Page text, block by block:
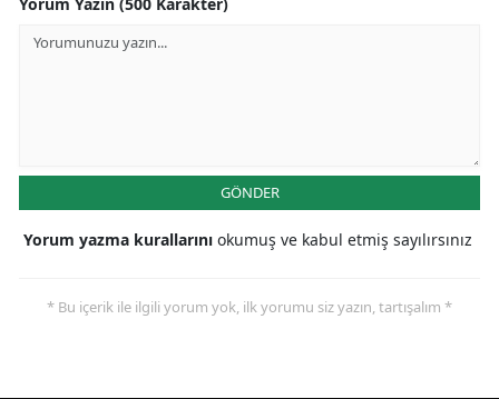
Yorum Yazın (500 Karakter)
GÖNDER
Yorum yazma kurallarını okumuş ve kabul etmiş sayılırsınız
* Bu içerik ile ilgili yorum yok, ilk yorumu siz yazın, tartışalım *